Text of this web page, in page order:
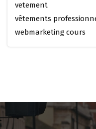
vetement
vêtements
webmarketing cours